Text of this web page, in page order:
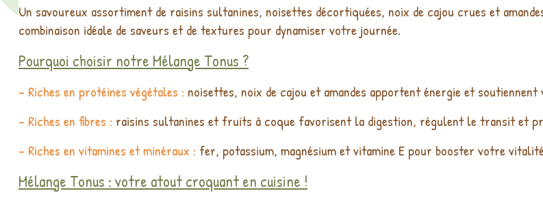
Un savoureux assortiment de raisins sultanines, noisettes décortiquées, noix de cajou crues et
combinaison idéale de saveurs et de textures pour dynamiser votre journée.
Pourquoi choisir notre Mélange Tonus ?
- Riches en protéines végétales : noisettes, noix de cajou et amandes apportent énergie et
- Riches en fibres : raisins sultanines et fruits à coque favorisent la digestion, régulent le transit et
- Riches en vitamines et minéraux : fer, potassium, magnésium et vitamine E pour booster votre
Mélange Tonus : votre atout croquant en cuisine !